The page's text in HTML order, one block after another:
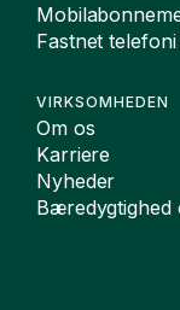
Fastnet
VIRKSOMHEDEN
Om os
Karriere
Nyheder
Bæredygtighed